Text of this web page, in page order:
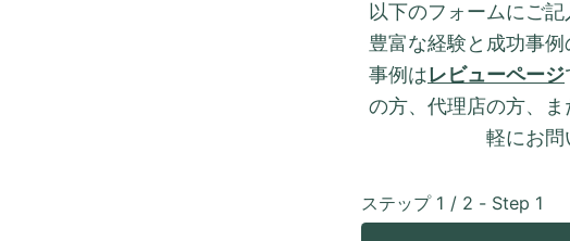
以下のフォームにご
豊富な経験と成功事
事例はレビューページ
の方、代理店の方、
軽にお
ステップ 1 / 2 - Step 1